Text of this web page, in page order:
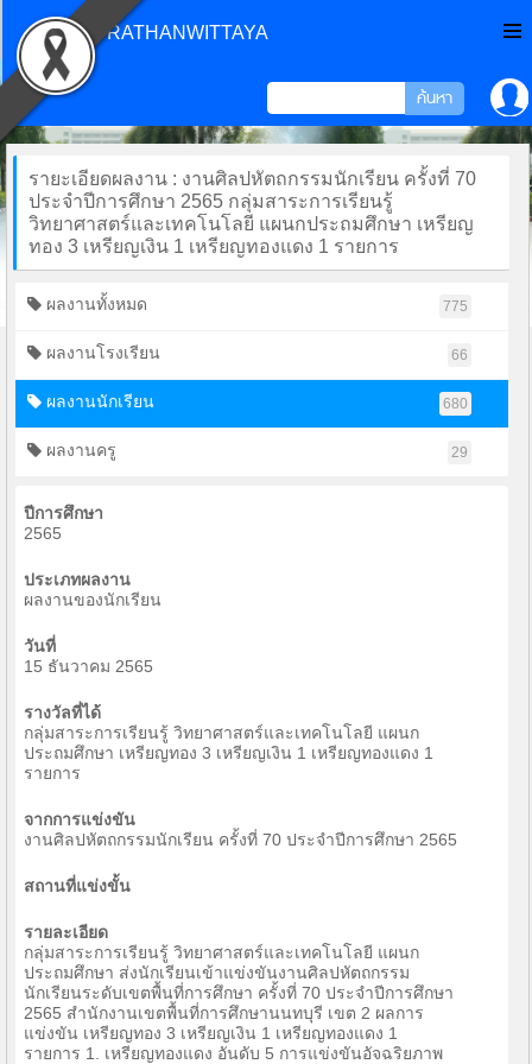
CHONPRATHANWITTAYA
รายะเอียดผลงาน : งานศิลปหัตถกรรมนักเรียน ครั้งที่ 70
ประจำปีการศึกษา 2565 กลุ่มสาระการเรียนรู้
วิทยาศาสตร์และเทคโนโลยี แผนกประถมศึกษา เหรียญ
ทอง 3 เหรียญเงิน 1 เหรียญทองแดง 1 รายการ
ผลงานทั้งหมด 775
ผลงานโรงเรียน 66
ผลงานนักเรียน 680
ผลงานครู 29
ปีการศึกษา
2565
ประเภทผลงาน
ผลงานของนักเรียน
วันที่
15 ธันวาคม 2565
รางวัลที่ได้
กลุ่มสาระการเรียนรู้ วิทยาศาสตร์และเทคโนโลยี แผนก
ประถมศึกษา เหรียญทอง 3 เหรียญเงิน 1 เหรียญทองแดง 1
รายการ
จากการแข่งขัน
งานศิลปหัตถกรรมนักเรียน ครั้งที่ 70 ประจำปีการศึกษา 2565
สถานที่แข่งขั้น
รายละเอียด
กลุ่มสาระการเรียนรู้ วิทยาศาสตร์และเทคโนโลยี แผนก
ประถมศึกษา ส่งนักเรียนเข้าแข่งขันงานศิลปหัตถกรรม
นักเรียนระดับเขตพื้นที่การศึกษา ครั้งที่ 70 ประจำปีการศึกษา
2565 สำนักงานเขตพื้นที่การศึกษานนทบุรี เขต 2 ผลการ
แข่งขัน เหรียญทอง 3 เหรียญเงิน 1 เหรียญทองแดง 1
รายการ 1. เหรียญทองแดง อันดับ 5 การแข่งขันอัจฉริยภาพ